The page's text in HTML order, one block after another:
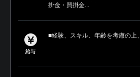
掛金・買掛金...
給与
■経験、スキル、年齢を考慮の上